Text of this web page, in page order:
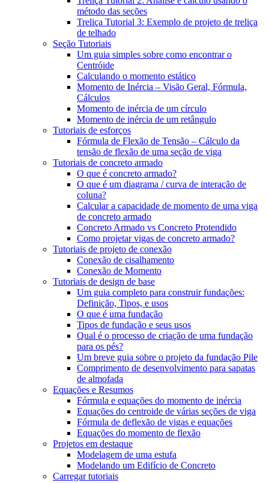
método das seções
Treliça Tutorial 3: Exemplo de projeto de treliça
de telhado
Seção Tutoriais
Um guia simples sobre como encontrar o
Centróide
Calculando o momento estático
Momento de Inércia – Visão Geral, Fórmula,
Cálculos
Momento de inércia de um círculo
Momento de inércia de um retângulo
Tutoriais de esforços
Fórmula de Flexão de Tensão – Cálculo da
tensão de flexão de uma seção de viga
Tutoriais de concreto armado
O que é concreto armado?
O que é um diagrama / curva de interação de
coluna?
Calcular a capacidade de momento de uma viga
de concreto armado
Concreto Armado vs Concreto Protendido
Como projetar vigas de concreto armado?
Tutoriais de projeto de conexão
Conexão de cisalhamento
Conexão de Momento
Tutoriais de design de base
Um guia completo para construir fundações:
Definição, Tipos, e usos
O que é uma fundação
Tipos de fundação e seus usos
Qual é o processo de criação de uma fundação
para os pés?
Um breve guia sobre o projeto da fundação Pile
Comprimento de desenvolvimento para sapatas
de almofada
Equações e Resumos
Fórmula e equações do momento de inércia
Equações do centroide de várias seções de viga
Fórmula de deflexão de vigas e equações
Equações do momento de flexão
Projetos em destaque
Modelagem de uma estufa
Modelando um Edifício de Concreto
Carregar tutoriais